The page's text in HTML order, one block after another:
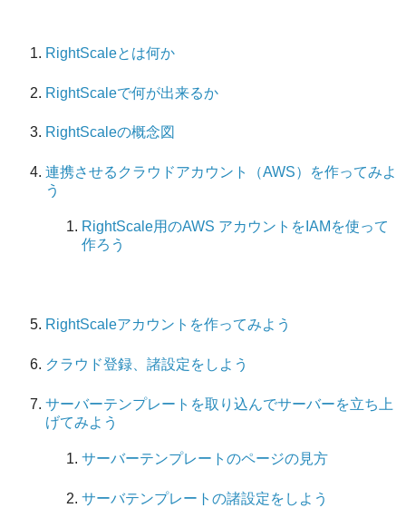
RightScaleとは何か
RightScaleで何が出来るか
RightScaleの概念図
連携させるクラウドアカウント（AWS）を作ってみよ
う
RightScale用のAWS アカウントをIAMを使って
作ろう
RightScaleアカウントを作ってみよう
クラウド登録、諸設定をしよう
サーバーテンプレートを取り込んでサーバーを立ち上
げてみよう
サーバーテンプレートのページの見方
サーバテンプレートの諸設定をしよう